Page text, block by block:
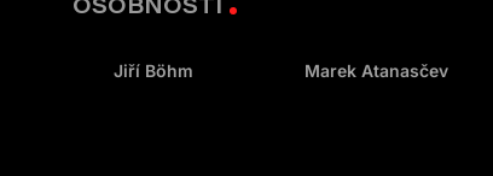
Jiří Böhm Marek Atanasčev